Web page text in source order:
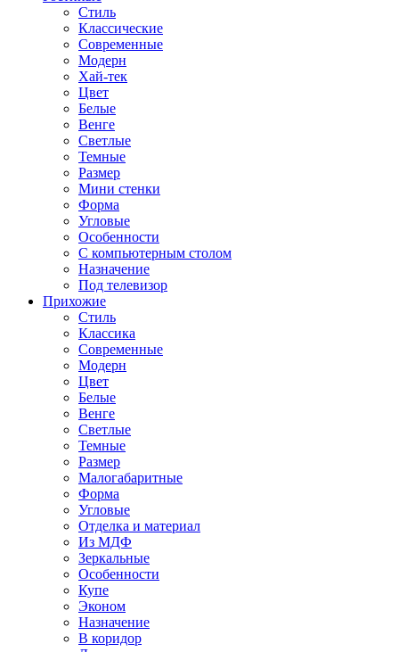
Стиль
Классические
Современные
Модерн
Хай-тек
Цвет
Белые
Венге
Светлые
Темные
Размер
Мини стенки
Форма
Угловые
Особенности
С компьютерным столом
Назначение
Под телевизор
Прихожие
Стиль
Классика
Современные
Модерн
Цвет
Белые
Венге
Светлые
Темные
Размер
Малогабаритные
Форма
Угловые
Отделка и материал
Из МДФ
Зеркальные
Особенности
Купе
Эконом
Назначение
В коридор